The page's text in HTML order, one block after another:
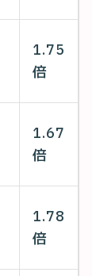
1.75
倍
1.67
倍
1.78
倍